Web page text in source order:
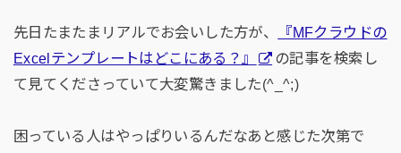
先日たまたまリアルでお会いした方が、
『MFクラウドの
Excelテンプレートはどこにある？』
の記事を検索し
て見てくださっていて大変驚きました(^_^;)
困っている人はやっぱりいるんだなあと感じた次第で